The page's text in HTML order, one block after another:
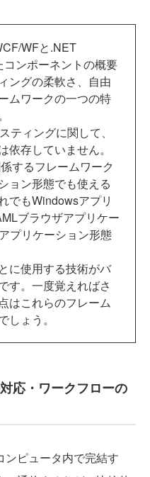
WFと.NET
ンポーネントの概要
ングの柔軟さ、自由
ムワークの一つの特
ィングに関して、
存していません。
するフレームワーク
ョン形態でも使える
でもWindowsアプリ
ブラウザアプリケー
プリケーション形態
に使用する技術がバ
す。一度覚えればさ
はこれらのフレーム
ょう。
応・ワークフローの
ピュータ内で完結す